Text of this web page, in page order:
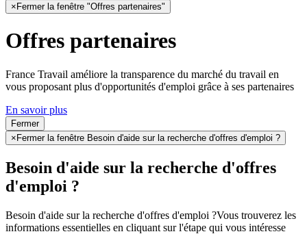
× Fermer la fenêtre "Offres partenaires"
Offres partenaires
France Travail améliore la transparence du marché du travail en
vous proposant plus d'opportunités d'emploi grâce à ses partenaires
En savoir plus
Fermer
×Fermer la fenêtre Besoin d'aide sur la recherche d'offres d'emploi ?
Besoin d'aide sur la recherche d'offres
d'emploi ?
Besoin d'aide sur la recherche d'offres d'emploi ?Vous trouverez les
informations essentielles en cliquant sur l'étape qui vous intéresse